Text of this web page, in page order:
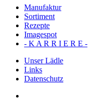
Manufaktur
Sortiment
Rezepte
Imagespot
- K A R R I E R E -
Unser Lädle
Links
Datenschutz